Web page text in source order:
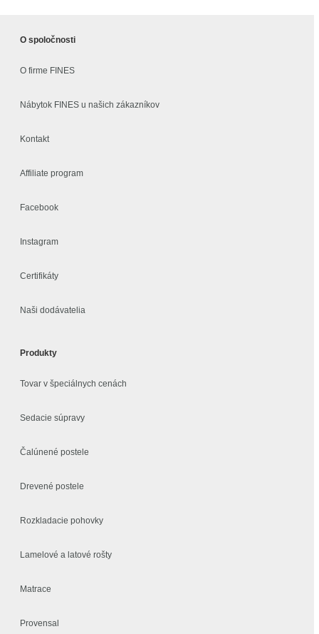
O spoločnosti
O firme FINES
Nábytok FINES u našich zákazníkov
Kontakt
Affiliate program
Facebook
Instagram
Certifikáty
Naši dodávatelia
Produkty
Tovar v špeciálnych cenách
Sedacie súpravy
Čalúnené postele
Drevené postele
Rozkladacie pohovky
Lamelové a latové rošty
Matrace
Provensal